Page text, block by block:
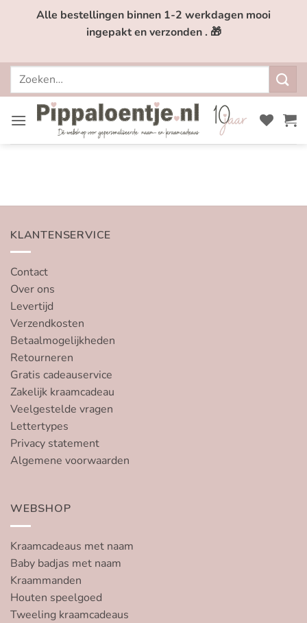
Alle bestellingen binnen 1-2 werkdagen mooi
ingepakt en verzonden . 🎁
Zoeken
KLANTENSERVICE
Contact
Over ons
Levertijd
Verzendkosten
Betaalmogelijkheden
Retourneren
Gratis cadeauservice
Zakelijk kraamcadeau
Veelgestelde vragen
Lettertypes
Privacy statement
Algemene voorwaarden
WEBSHOP
Kraamcadeaus met naam
Baby badjas met naam
Kraammanden
Houten speelgoed
Tweeling kraamcadeaus